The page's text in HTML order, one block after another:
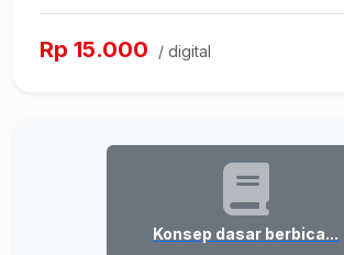
Rp 15.000 / digital
Konsep dasar berbica...